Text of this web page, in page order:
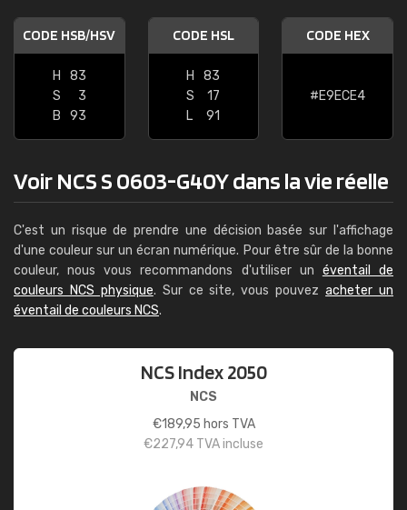
CODE HSB/HSV
H
83
S
3
B
93
CODE HSL
H
83
S
17
L
91
CODE HEX
#E9ECE4
Voir NCS S 0603-G40Y dans la vie réelle
C'est un risque de prendre une décision basée sur l'affichage
d'une couleur sur un écran numérique. Pour être sûr de la bonne
couleur, nous vous recommandons d'utiliser un éventail de
couleurs NCS physique. Sur ce site, vous pouvezacheter un
éventail de couleurs NCS.
NCS Index 2050
NCS
€189,95 hors TVA
€227,94 TVA incluse